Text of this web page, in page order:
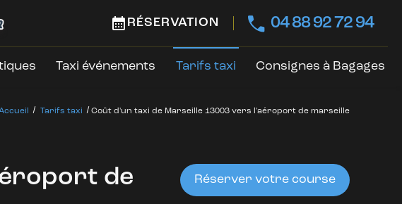
calendar_month RÉSERVATION 04 88 92 72 94
Taxi événements Tarifs taxi Consignes à Bagages
Tarifs taxi Coût d'un taxi de Marseille 13003 vers l'aéroport de marseille
de
Réserver votre course